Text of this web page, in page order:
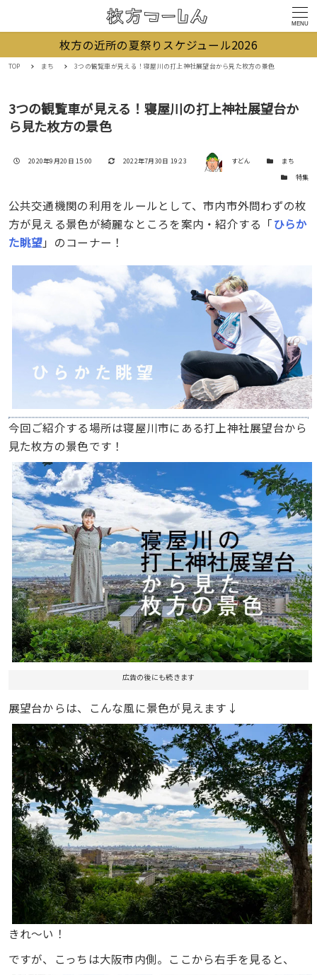
MENU
枚方の近所の夏祭りスケジュール2026
TOP まち 3つの観覧車が見える！寝屋川の打上神社展望台から見た枚方の景色
3つの観覧車が見える！寝屋川の打上神社展望台か
ら見た枚方の景色
投稿日
2020年9月20日 15:00 更新日
2022年7月30日 19:23 著者 すどん カテゴリー
まち
カテゴリー
特集
公共交通機関の利用をルールとして、市内市外問わずの枚
方が見える景色が綺麗なところを案内・紹介する「ひらか
た眺望」のコーナー！
今回ご紹介する場所は寝屋川市にある打上神社展望台から
見た枚方の景色です！
広告の後にも続きます
展望台からは、こんな風に景色が見えます↓
きれ〜い！
ですが、こっちは大阪市内側。ここから右手を見ると、